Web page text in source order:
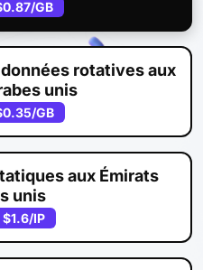
/GB
rotatives aux
unis
/GB
aux Émirats
unis
$1.6/IP